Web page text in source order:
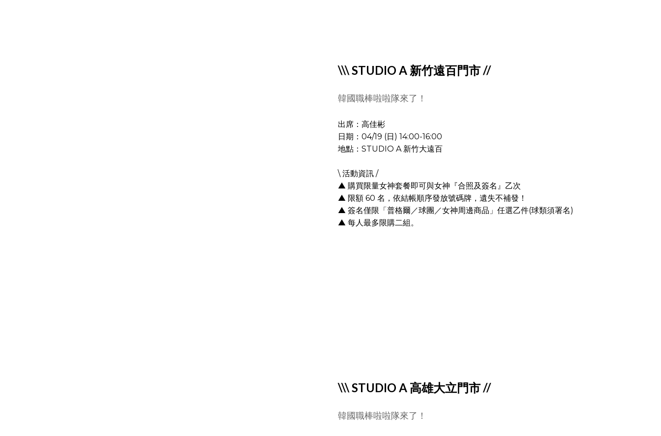
\\\ STUDIO A 新竹遠百門市 //
韓國職棒啦啦隊來了！
出席：高佳彬
日期：04/19 (日) 14:00-16:00
地點：STUDIO A 新竹大遠百
\ 活動資訊 /
▲ 購買限量女神套餐即可與女神『合照及簽名』乙次
▲ 限額 60 名，依結帳順序發放號碼牌，遺失不補發！
▲ 簽名僅限「普格爾／球團／女神周邊商品」任選乙件(球類須署名)
▲ 每人最多限購二組。
\\\ STUDIO A 高雄大立門市 //
韓國職棒啦啦隊來了！